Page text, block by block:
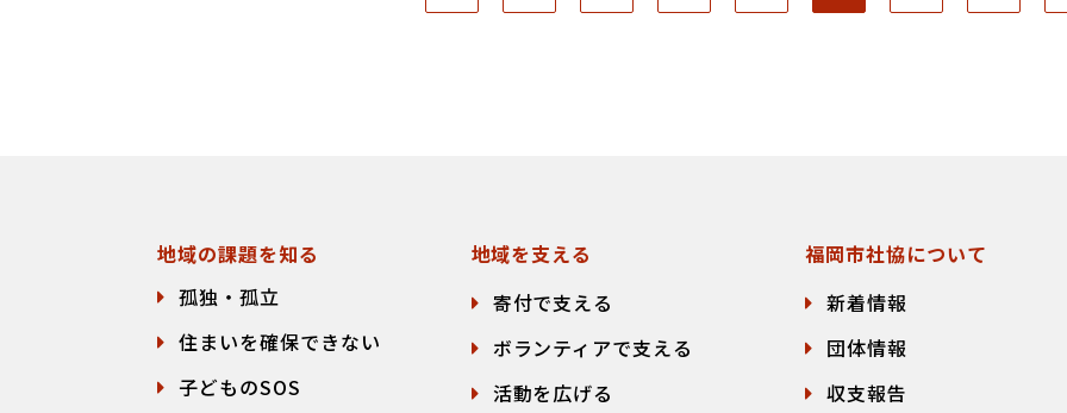
地域の課題を知る
孤独・孤立
住まいを確保できない
子どものSOS
地域を支える
寄付で支える
ボランティアで支える
活動を広げる
福岡市社協について
新着情報
団体情報
収支報告